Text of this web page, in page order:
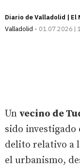
Diario de Valladolid | El
Valladolid
01.07.2026 |
Un vecino de
sido
delito relativo a
el urbanismo,